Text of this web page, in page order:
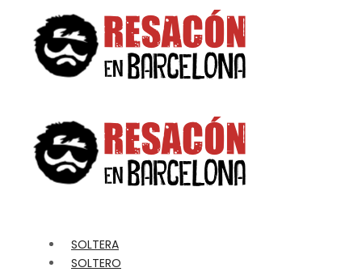
SOLTERA
SOLTERO